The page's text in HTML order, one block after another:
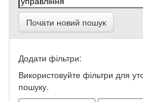
Почати новий пошук
Додати фільтри:
Використовуйте фільтри для
пошуку.